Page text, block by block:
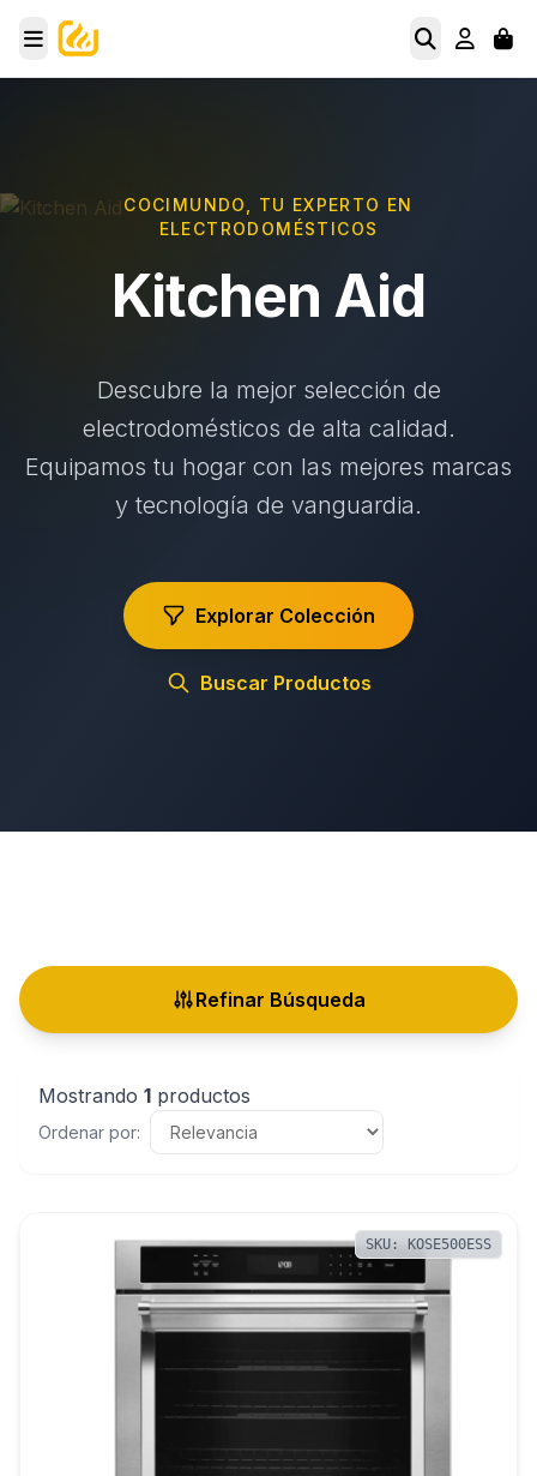
COCIMUNDO, TU EXPERTO EN
ELECTRODOMÉSTICOS
Kitchen Aid
Descubre la mejor selección de
electrodomésticos de alta calidad.
Equipamos tu hogar con las mejores marcas
y tecnología de vanguardia.
Explorar Colección
Buscar Productos
Refinar Búsqueda
Mostrando 1 productos
Ordenar por:
SKU: KOSE500ESS